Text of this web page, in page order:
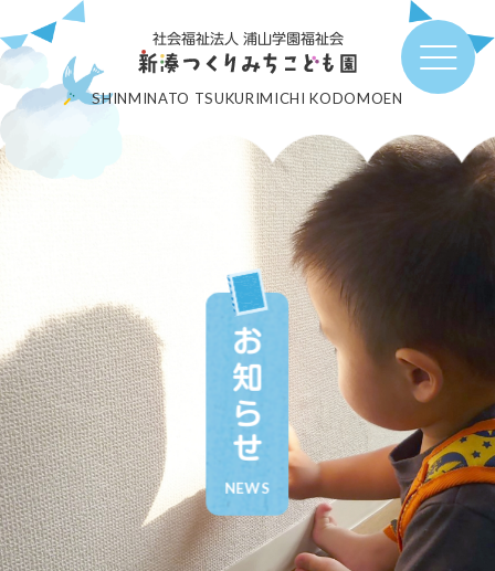
社会福祉法人 浦山学園福祉会
SHINMINATO TSUKURIMICHI KODOMOEN
お知らせ
NEWS